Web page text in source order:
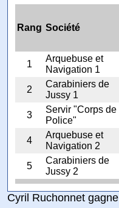
Rang Société
1
Arquebuse et
Navigation 1
2
Carabiniers de
Jussy 1
3
Servir "Corps de
Police"
4
Arquebuse et
Navigation 2
5
Carabiniers de
Jussy 2
Cyril Ruchonnet